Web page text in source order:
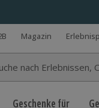
Magazin
nach Erlebnissen...
Geschenke für